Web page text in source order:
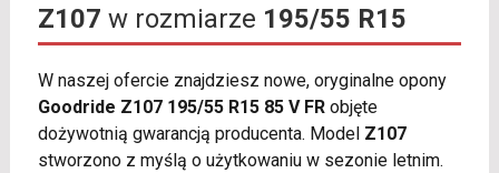
Z107 w rozmiarze 195/55 R15
W naszej ofercie znajdziesz nowe, oryginalne opony
Goodride Z107 195/55 R15 85 V FRobjęte
dożywotnią gwarancją producenta. Model Z107
stworzono z myślą o użytkowaniu w sezonie letnim.